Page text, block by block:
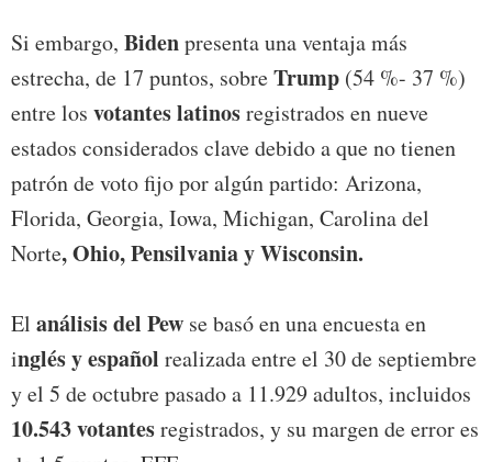
Si embargo, Bidenpresenta una ventaja más
estrecha, de 17 puntos, sobreTrump (54 %- 37 %)
entre los votantes latinosregistrados en nueve
estados considerados clave debido a que no tienen
patrón de voto fijo por algún partido: Arizona,
Florida, Georgia, Iowa, Michigan, Carolina del
Norte, Ohio, Pensilvania y Wisconsin.
El análisis del Pew se basó en una encuesta en
inglés y español realizada entre el 30 de septiembre
y el 5 de octubre pasado a 11.929 adultos, incluidos
10.543 votantesregistrados, y su margen de error es